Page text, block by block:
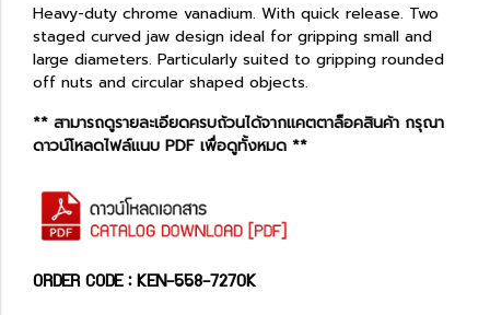
Heavy-duty chrome vanadium. With quick release. Two
staged curved jaw design ideal for gripping small and
large diameters. Particularly suited to gripping rounded
off nuts and circular shaped objects.
** สามารถดูรายละเอียดครบถ้วนได้จากแคตตาล็อคสินค้า กรุณา
ดาวน์โหลดไฟล์แนบ PDF เพื่อดูทั้งหมด **
ORDER CODE : KEN-558-7270K